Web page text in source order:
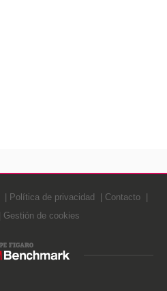
Política de privacidad
Contacto
Gestión de cookies